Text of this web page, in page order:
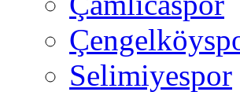
Selimiyespor